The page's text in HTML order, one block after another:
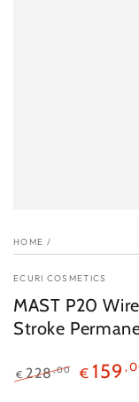
HOME /
ECURI COSMETICS
MAST P20
Stroke
€ 228,00 € 159